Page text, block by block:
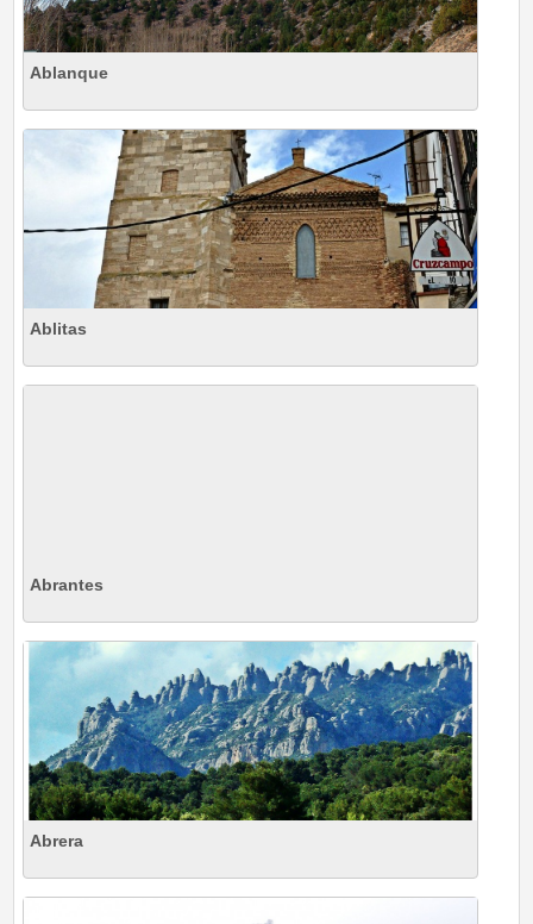
Ablanque
Ablitas
Abrantes
Abrera